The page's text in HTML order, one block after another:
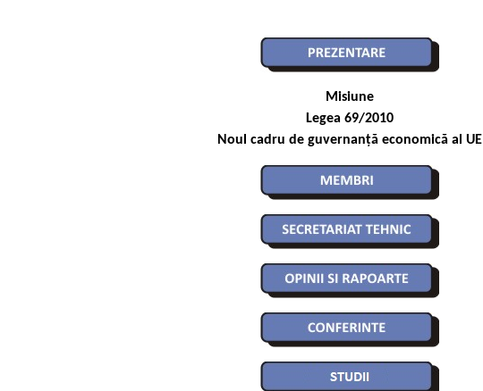
Misiune
Legea 69/2010
Noul cadru de guvernanță economică al UE